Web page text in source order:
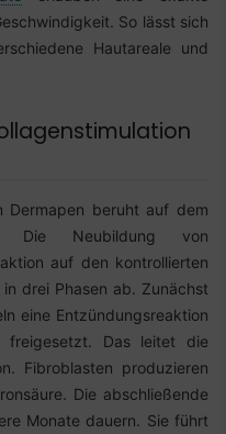
So lässt sich
Hautareale und
Dermapen beruht auf dem
Die Neubildung von
auf den kontrollierten
drei Phasen ab. Zunächst
eine Entzündungsreaktion
freigesetzt. Das leitet die
Fibroblasten produzieren
Die abschließende
Monate dauern. Sie führt